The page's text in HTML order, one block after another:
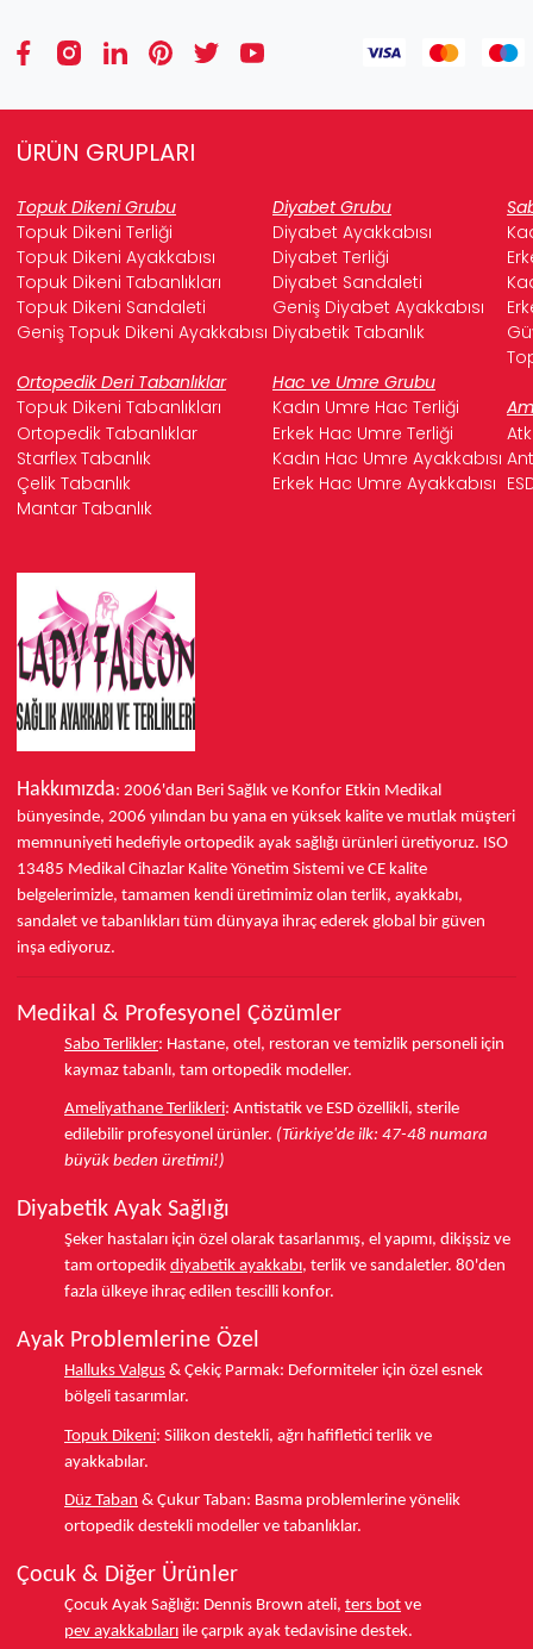
ÜRÜN GRUPLARI
Topuk Dikeni Grubu Diyabet Grubu
Topuk Dikeni Terliği
Diyabet Ayakkabısı
Topuk Dikeni Ayakkabısı
Diyabet Terliği
Topuk Dikeni Tabanlıkları
Diyabet Sandaleti
Topuk Dikeni Sandaleti
Geniş Diyabet Ayakkabısı
Geniş Topuk Dikeni Ayakkabısı Diyabetik Tabanlık
Ortopedik Deri Tabanlıklar
Hac ve Umre Grubu
Topuk Dikeni Tabanlıkları
Kadın Umre Hac Terliği
Ortopedik Tabanlıklar
Erkek Hac Umre Terliği
Starflex Tabanlık
Kadın Hac Umre Ayakkabısı
Çelik Tabanlık
Erkek Hac Umre Ayakkabısı
Mantar Tabanlık
Hakkımızda: 2006'dan Beri Sağlık ve Konfor Etkin Medikal
bünyesinde, 2006 yılından bu yana en yüksek kalite ve mutlak müşteri
memnuniyeti hedefiyle ortopedik ayak sağlığı ürünleri üretiyoruz. ISO
13485 Medikal Cihazlar Kalite Yönetim Sistemi ve CE kalite
belgelerimizle, tamamen kendi üretimimiz olan terlik, ayakkabı,
sandalet ve tabanlıkları tüm dünyaya ihraç ederek global bir güven
inşa ediyoruz.
Medikal & Profesyonel Çözümler
Sabo Terlikler: Hastane, otel, restoran ve temizlik personeli için
kaymaz tabanlı, tam ortopedik modeller.
Ameliyathane Terlikleri: Antistatik ve ESD özellikli, sterile
edilebilir profesyonel ürünler. (Türkiye'de ilk: 47-48 numara
büyük beden üretimi!)
Diyabetik Ayak Sağlığı
Şeker hastaları için özel olarak tasarlanmış, el yapımı, dikişsiz ve
tam ortopedik diyabetik ayakkabı, terlik ve sandaletler. 80'den
fazla ülkeye ihraç edilen tescilli konfor.
Ayak Problemlerine Özel
Halluks Valgus & Çekiç Parmak: Deformiteler için özel esnek
bölgeli tasarımlar.
Topuk Dikeni: Silikon destekli, ağrı hafifletici terlik ve
ayakkabılar.
Düz Taban & Çukur Taban: Basma problemlerine yönelik
ortopedik destekli modeller ve tabanlıklar.
Çocuk & Diğer Ürünler
Çocuk Ayak Sağlığı: Dennis Brown ateli, ters bot ve
pev ayakkabıları ile çarpık ayak tedavisine destek.